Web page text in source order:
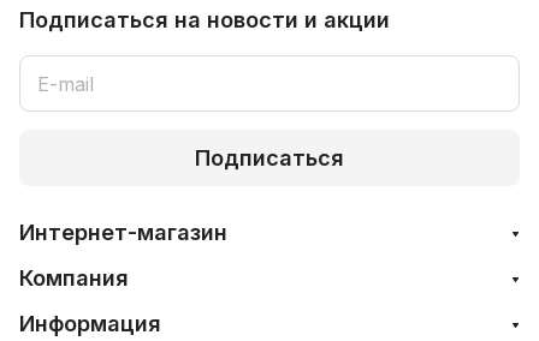
Подписаться на новости и акции
Подписаться
Интернет-магазин
Компания
Информация